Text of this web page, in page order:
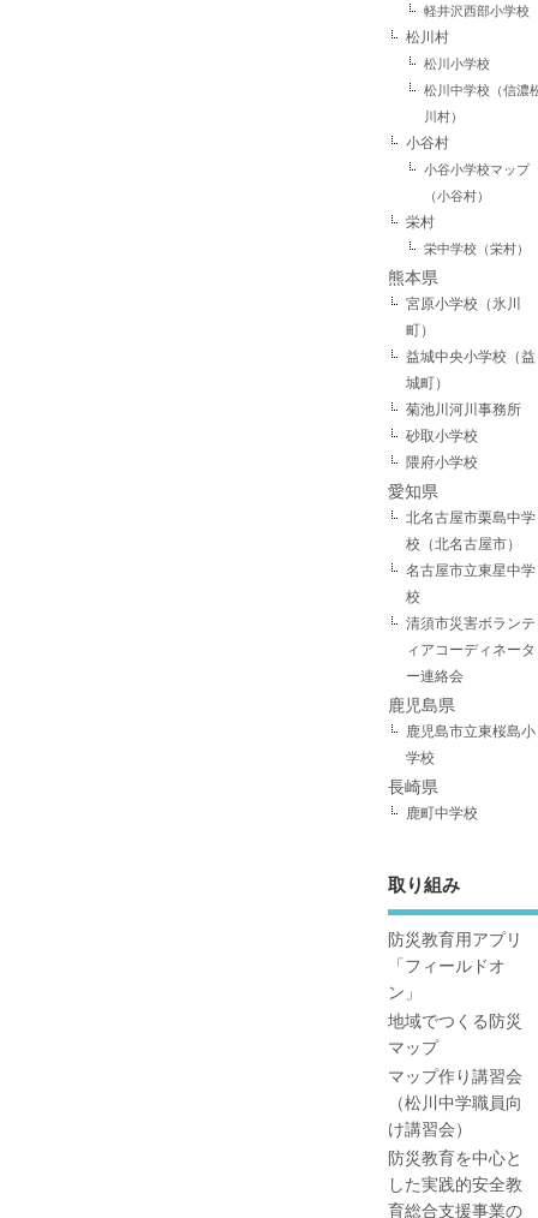
軽井沢西部小学校
松川村
松川小学校
松川中学校（信濃
川村）
小谷村
小谷小学校マップ
（小谷村）
栄村
栄中学校（栄村）
熊本県
宮原小学校（氷川
町）
益城中央小学校（益
城町）
菊池川河川事務所
砂取小学校
隈府小学校
愛知県
北名古屋市栗島中学
校（北名古屋市）
名古屋市立東星中学
校
清須市災害ボランテ
ィアコーディネータ
ー連絡会
鹿児島県
鹿児島市立東桜島小
学校
長崎県
鹿町中学校
取り組み
防災教育用アプリ
「フィールドオ
ン」
地域でつくる防災
マップ
マップ作り講習会
（松川中学職員向
け講習会）
防災教育を中心と
した実践的安全教
育総合支援事業の